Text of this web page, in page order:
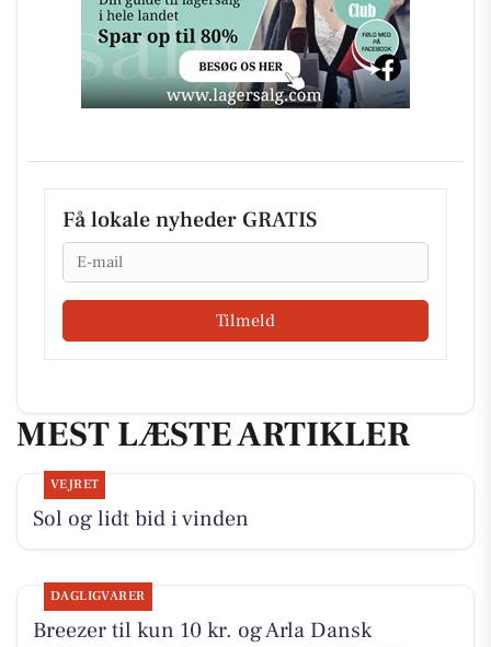
Få lokale nyheder GRATIS
Email
Tilmeld
MEST LÆSTE ARTIKLER
VEJRET
Sol og lidt bid i vinden
DAGLIGVARER
Breezer til kun 10 kr. og Arla Dansk